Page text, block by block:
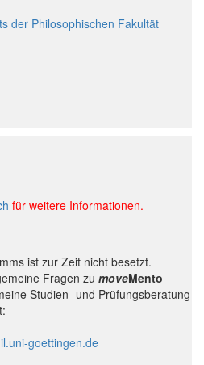
der Philosophischen Fakultät
für weitere Informationen.
ist zur Zeit nicht besetzt.
Fragen zu moveMento
Studien- und Prüfungsberatung
goettingen.de